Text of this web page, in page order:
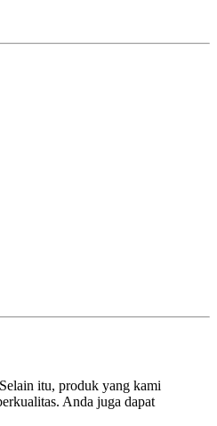
itu, produk yang kami
Anda juga dapat